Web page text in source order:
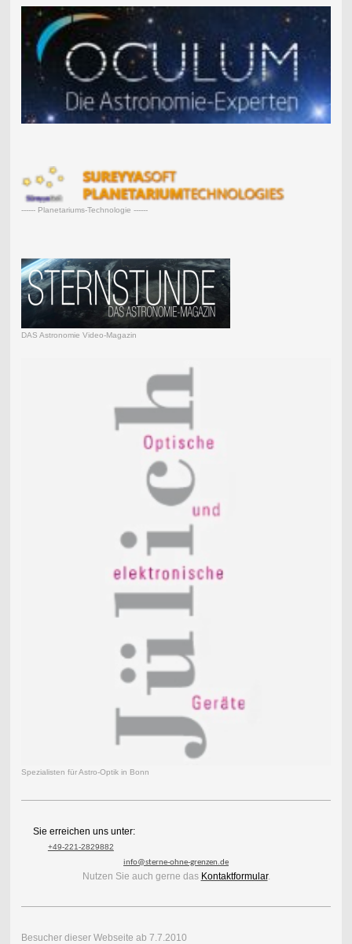
------ Planetariums-Technologie ------
DAS Astronomie Video-Magazin
Spezialisten für Astro-Optik in Bonn
Sie erreichen uns unter:
+49-221-2829882
info@sterne-ohne-grenzen.de
Nutzen Sie auch gerne das Kontaktformular.
Besucher dieser Webseite ab 7.7.2010